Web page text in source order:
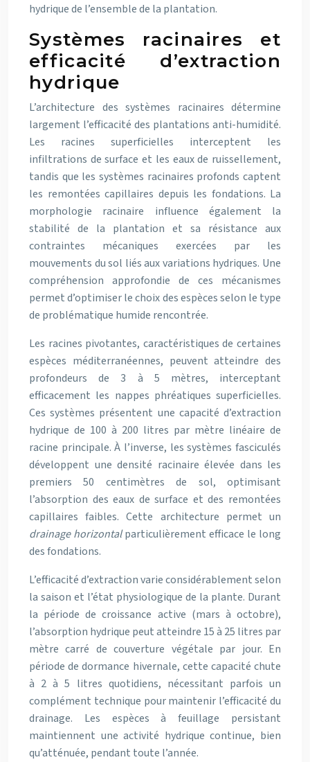
hydrique de l’ensemble de la plantation.
Systèmes racinaires et
efficacité d’extraction
hydrique
L’architecture des systèmes racinaires détermine
largement l’efficacité des plantations anti-humidité.
Les racines superficielles interceptent les
infiltrations de surface et les eaux de ruissellement,
tandis que les systèmes racinaires profonds captent
les remontées capillaires depuis les fondations. La
morphologie racinaire influence également la
stabilité de la plantation et sa résistance aux
contraintes mécaniques exercées par les
mouvements du sol liés aux variations hydriques. Une
compréhension approfondie de ces mécanismes
permet d’optimiser le choix des espèces selon le type
de problématique humide rencontrée.
Les racines pivotantes, caractéristiques de certaines
espèces méditerranéennes, peuvent atteindre des
profondeurs de 3 à 5 mètres, interceptant
efficacement les nappes phréatiques superficielles.
Ces systèmes présentent une capacité d’extraction
hydrique de 100 à 200 litres par mètre linéaire de
racine principale. À l’inverse, les systèmes fasciculés
développent une densité racinaire élevée dans les
premiers 50 centimètres de sol, optimisant
l’absorption des eaux de surface et des remontées
capillaires faibles. Cette architecture permet un
drainage horizontalparticulièrement efficace le long
des fondations.
L’efficacité d’extraction varie considérablement selon
la saison et l’état physiologique de la plante. Durant
la période de croissance active (mars à octobre),
l’absorption hydrique peut atteindre 15 à 25 litres par
mètre carré de couverture végétale par jour. En
période de dormance hivernale, cette capacité chute
à 2 à 5 litres quotidiens, nécessitant parfois un
complément technique pour maintenir l’efficacité du
drainage. Les espèces à feuillage persistant
maintiennent une activité hydrique continue, bien
qu’atténuée, pendant toute l’année.